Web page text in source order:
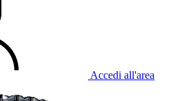
Accedi all'area